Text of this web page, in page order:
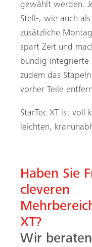
gewählt werden.
Stell-, wie auch
zusätzliche
spart Zeit und
bündig integrierte
zudem das
vorher Teile
StarTec XT ist voll
leichten,
Haben Sie
cleveren
XT?
Wir